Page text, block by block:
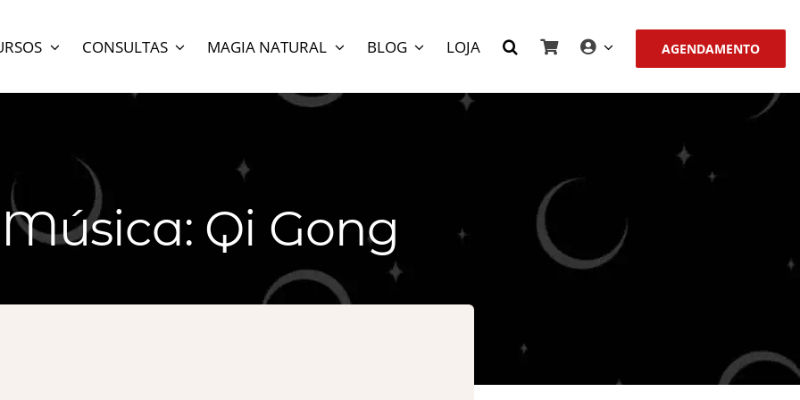
CONSULTAS MAGIA NATURAL BLOG LOJA AGENDAMENTO
Música: Qi Gong